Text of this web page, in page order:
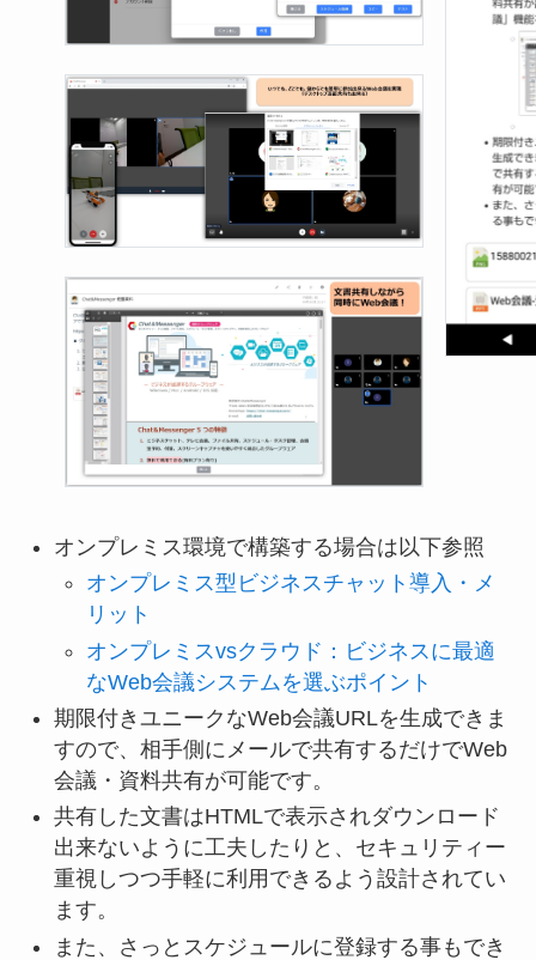
オンプレミス環境で構築する場合は以下参照
オンプレミス型ビジネスチャット導入・メ
リット
オンプレミスvsクラウド：ビジネスに最適
なWeb会議システムを選ぶポイント
期限付きユニークなWeb会議URLを生成できま
すので、相手側にメールで共有するだけでWeb
会議・資料共有が可能です。
共有した文書はHTMLで表示されダウンロード
出来ないように工夫したりと、セキュリティー
重視しつつ手軽に利用できるよう設計されてい
ます。
また、さっとスケジュールに登録する事もでき